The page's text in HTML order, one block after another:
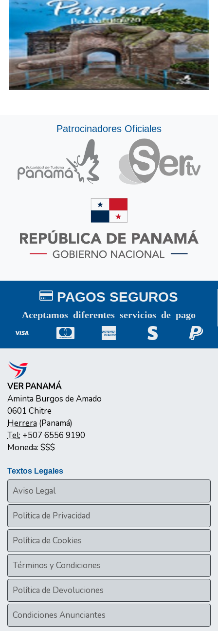
Patrocinadores Oficiales
PAGOS SEGUROS
Aceptamos diferentes servicios de pago
VER PANAMÁ
Aminta Burgos de Amado
0601 Chitre
Herrera (Panamá)
Tel: +507 6556 9190
Moneda: $$$
Textos Legales
Aviso Legal
Politica de Privacidad
Política de Cookies
Términos y Condiciones
Política de Devoluciones
Condiciones Anunciantes